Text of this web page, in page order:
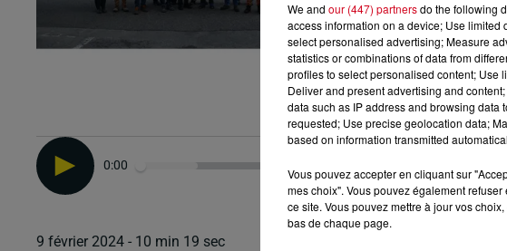
0:00
9 février 2024 - 10 min 19 sec
We and our (447) partnersdo the following
access information on a device; Use
select personalised advertising; Measure
statistics or combinations of data from
profiles to select personalised content; Use
Deliver and present advertising and
data such as IP address and browsing
requested; Use precise geolocation data;
based on information transmitted
Vous pouvez accepter en cliquant sur
mes choix". Vous pouvez également
ce site. Vous pouvez mettre à jour vos
bas de chaque page.